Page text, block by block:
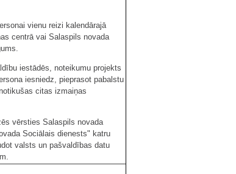
vienu reizi kalendārajā
centrā vai Salaspils novada
iestādēs, noteikumu projekts
iesniedz, pieprasot pabalstu
citas izmaiņas
vērsties Salaspils novada
Sociālais dienests" katru
valsts un pašvaldības datu